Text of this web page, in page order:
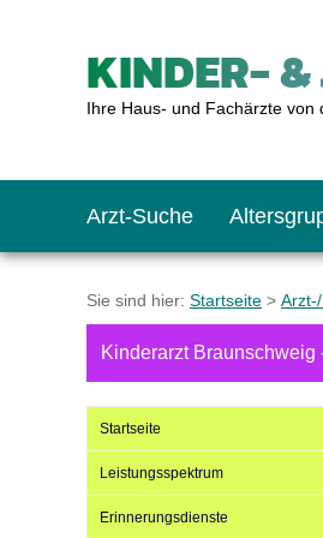
KINDER- &
Ihre Haus- und Fachärzte
Arzt-Suche
Sie sind hier: Startseite >
Kinderarzt Braunschweig
Startseite
Leistungsspektrum
Erinnerungsdienste